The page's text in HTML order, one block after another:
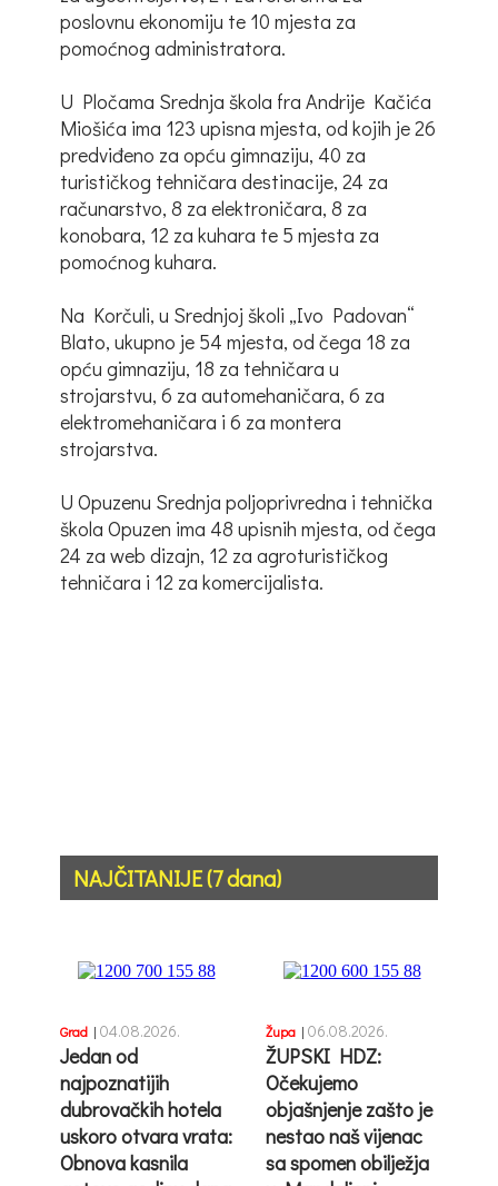
poslovnu ekonomiju te 10 mjesta za
pomoćnog administratora.
U Pločama Srednja škola fra Andrije Kačića
Miošića ima 123 upisna mjesta, od kojih je 26
predviđeno za opću gimnaziju, 40 za
turističkog tehničara destinacije, 24 za
računarstvo, 8 za elektroničara, 8 za
konobara, 12 za kuhara te 5 mjesta za
pomoćnog kuhara.
Na Korčuli, u Srednjoj školi „Ivo Padovan“
Blato, ukupno je 54 mjesta, od čega 18 za
opću gimnaziju, 18 za tehničara u
strojarstvu, 6 za automehaničara, 6 za
elektromehaničara i 6 za montera
strojarstva.
U Opuzenu Srednja poljoprivredna i tehnička
škola Opuzen ima 48 upisnih mjesta, od čega
24 za web dizajn, 12 za agroturističkog
tehničara i 12 za komercijalista.
NAJČITANIJE (7 dana)
Grad | 04.08.2026.
Jedan od
najpoznatijih
dubrovačkih hotela
uskoro otvara vrata:
Obnova kasnila
Župa | 06.08.2026.
ŽUPSKI HDZ:
Očekujemo
objašnjenje zašto je
nestao naš vijenac
sa spomen obilježja